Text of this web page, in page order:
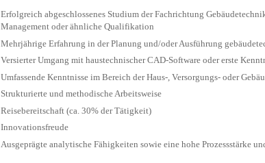
Erfolgreich abgeschlossenes Studium der Fachrichtung
Management oder ähnliche Qualifikation
Mehrjährige Erfahrung in der Planung und/oder Ausführung
Versierter Umgang mit haustechnischer CAD-Software oder erste
Umfassende Kenntnisse im Bereich der Haus-, Versorgungs- oder
Strukturierte und methodische Arbeitsweise
Reisebereitschaft (ca. 30% der Tätigkeit)
Innovationsfreude
Ausgeprägte analytische Fähigkeiten sowie eine hohe Prozessstärke